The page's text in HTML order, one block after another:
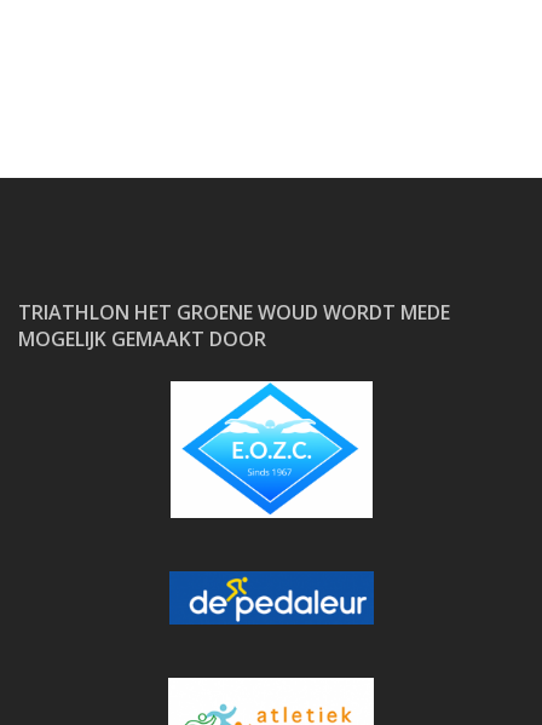
TRIATHLON HET GROENE WOUD WORDT MEDE
MOGELIJK GEMAAKT DOOR